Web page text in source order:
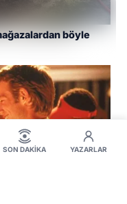
SON DAKIKA YAZARLAR
böyle